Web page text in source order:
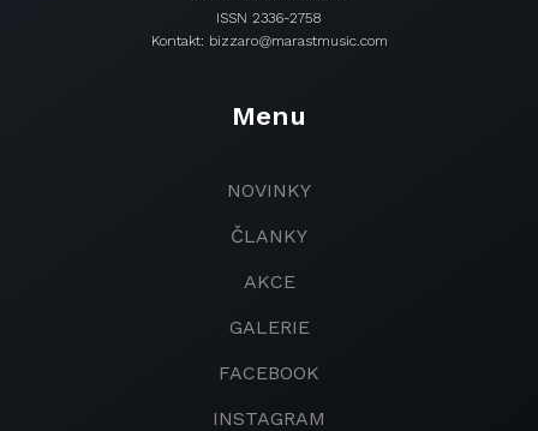
ISSN 2336-2758
Kontakt: bizzaro@marastmusic.com
Menu
NOVINKY
ČLANKY
AKCE
GALERIE
FACEBOOK
INSTAGRAM